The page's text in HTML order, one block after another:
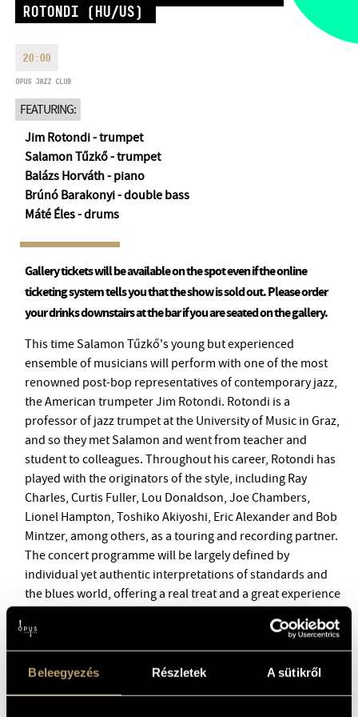
Beleegyezés Részletek A sütikről
FAX
EMAIL
OPUS JAZZ CLUB
BMC RECORDS
BMC INTERNATIONAL CIMBALOM COMPETITION 2019
ROTONDI (HU/US)
20:00
OPUS JAZZ CLUB
FEATURING:
Jim Rotondi - trumpet
Salamon Tűzkő - trumpet
Balázs Horváth - piano
Brúnó Barakonyi - double bass
Máté Éles - drums
Gallery tickets will be available on the spot even if the online
ticketing system tells you that the show is sold out. Please order
your drinks downstairs at the bar if you are seated on the gallery.
This time Salamon Tűzkő's young but experienced
ensemble of musicians will perform with one of the most
renowned post-bop representatives of contemporary jazz,
the American trumpeter Jim Rotondi. Rotondi is a
professor of jazz trumpet at the University of Music in Graz,
and so they met Salamon and went from teacher and
student to colleagues. Throughout his career, Rotondi has
played with the originators of the style, including Ray
Charles, Curtis Fuller, Lou Donaldson, Joe Chambers,
Lionel Hampton, Toshiko Akiyoshi, Eric Alexander and Bob
Mintzer, among others, as a touring and recording partner.
The concert programme will be largely defined by
individual yet authentic interpretations of standards and
the blues world, offering a real treat and a great experience
for fans of the genre.